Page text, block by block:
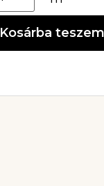
Kosárba teszem